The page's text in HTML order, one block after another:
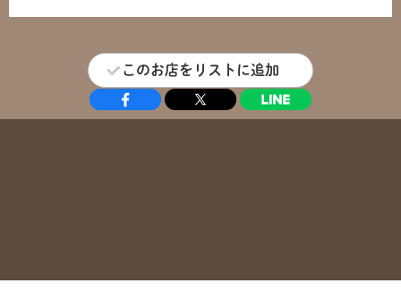
このお店をリストに追加